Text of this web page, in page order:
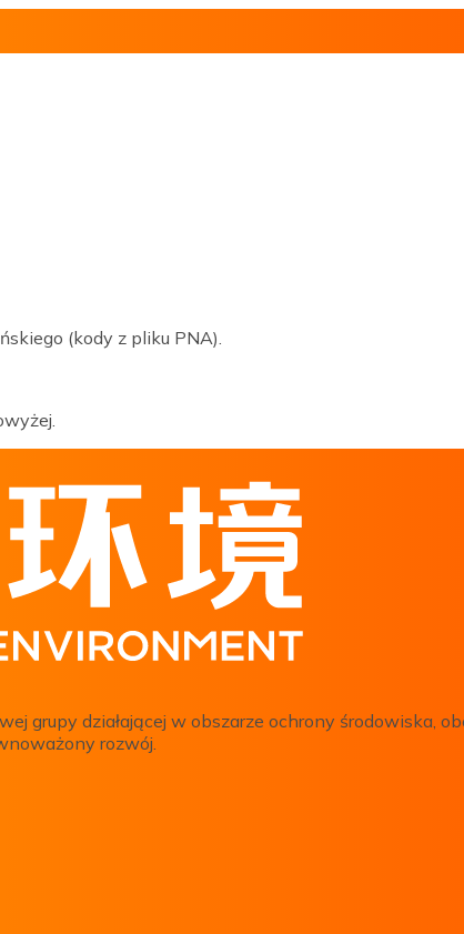
(kody z pliku PNA).
grupy działającej w obszarze ochrony środowiska,
rozwój.